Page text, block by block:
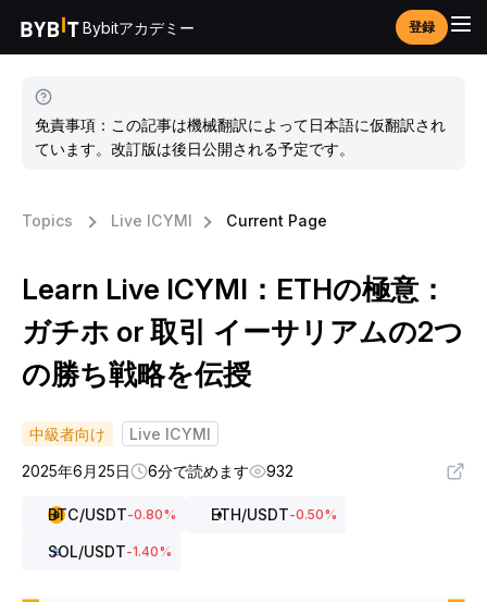
Bybitアカデミー 登録
免責事項：この記事は機械翻訳によって日本語に仮翻訳され
ています。改訂版は後日公開される予定です。
Topics Live ICYMI Current Page
Learn Live ICYMI：ETHの極意：
ガチホ or 取引 イーサリアムの2つ
の勝ち戦略を伝授
中級者向け
Live ICYMI
2025年6月25日
6分で読めます 932
BTC/USDT-0.80% ETH/USDT-0.50%
SOL/USDT-1.40%